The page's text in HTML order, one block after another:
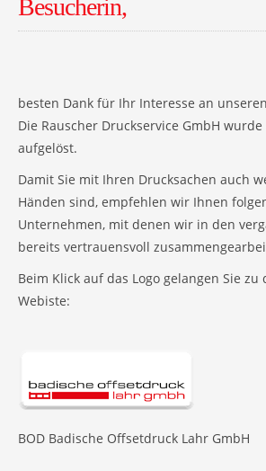
Besucherin,
besten Dank für Ihr Interesse an
Die Rauscher Druckservice GmbH
aufgelöst.
Damit Sie mit Ihren Drucksachen auch
Händen sind, empfehlen wir Ihnen
Unternehmen, mit denen wir in den
bereits vertrauensvoll
Beim Klick auf das Logo gelangen Sie
Webiste:
BOD Badische Offsetdruck Lahr GmbH